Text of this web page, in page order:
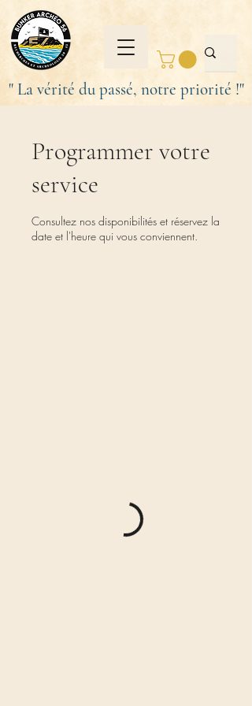
" La vérité du passé, notre priorité !"
Programmer votre
service
Consultez nos disponibilités et réservez la
date et l'heure qui vous conviennent.